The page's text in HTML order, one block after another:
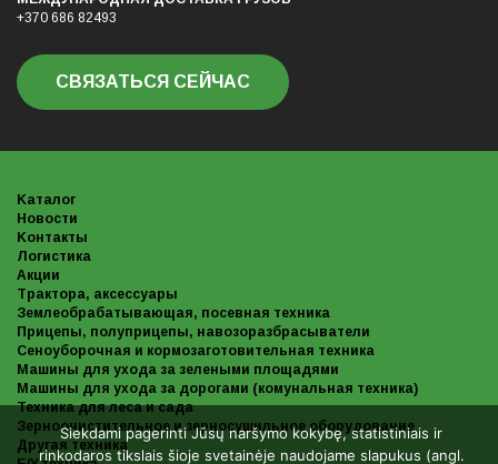
+370 686 82493
СВЯЗАТЬСЯ СЕЙЧАС
Kаталог
Новости
Kонтакты
Логистика
Акции
Трактора, аксессуары
Землеобрабатывающая, посевная техника
Прицепы, полуприцепы, навозоразбрасыватели
Сеноуборочная и кормозаготовительная техника
Машины для ухода за зелеными площадями
Машины для ухода за дорогами (комунальная техника)
Техника для леса и сада
Зерноочистительное и зерносушильное оборудование
Другая техника
Siekdami pagerinti Jūsų naršymo kokybę, statistiniais ir
rinkodaros tikslais šioje svetainėje naudojame slapukus (angl.